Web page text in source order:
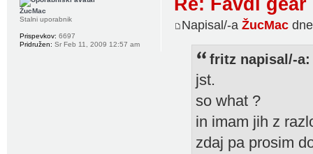
Napisal/-aŽucMac
fritz napisal/-a:
jst.
so what ?
in imam jih z
zdaj pa prosim
ŽucMac
Stalni uporabnik
Prispevkov: 6697
Pridružen: Sr Feb 11, 2009 12:57 am